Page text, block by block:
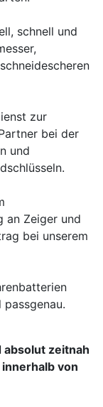
schnell und
zur
bei der
und
an Zeiger und
bei unserem
zeitnah
von